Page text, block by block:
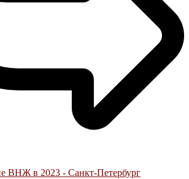
ВНЖ в 2023 - Санкт-Петербург